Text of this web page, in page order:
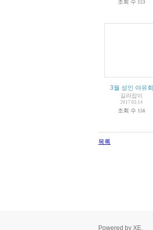
조회 수 153
3월 성인 야유회
길라잡이
2017.03.14
조회 수 156
목록
Powered by XE.